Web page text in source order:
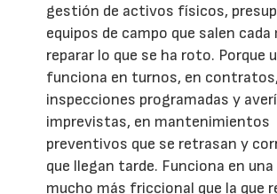
gestión de activos físicos,
equipos de campo que salen cada
reparar lo que se ha roto. Porque
funciona en turnos, en
inspecciones programadas y
imprevistas, en mantenimientos
preventivos que se retrasan y
que llegan tarde. Funciona en una
mucho más friccional que la que